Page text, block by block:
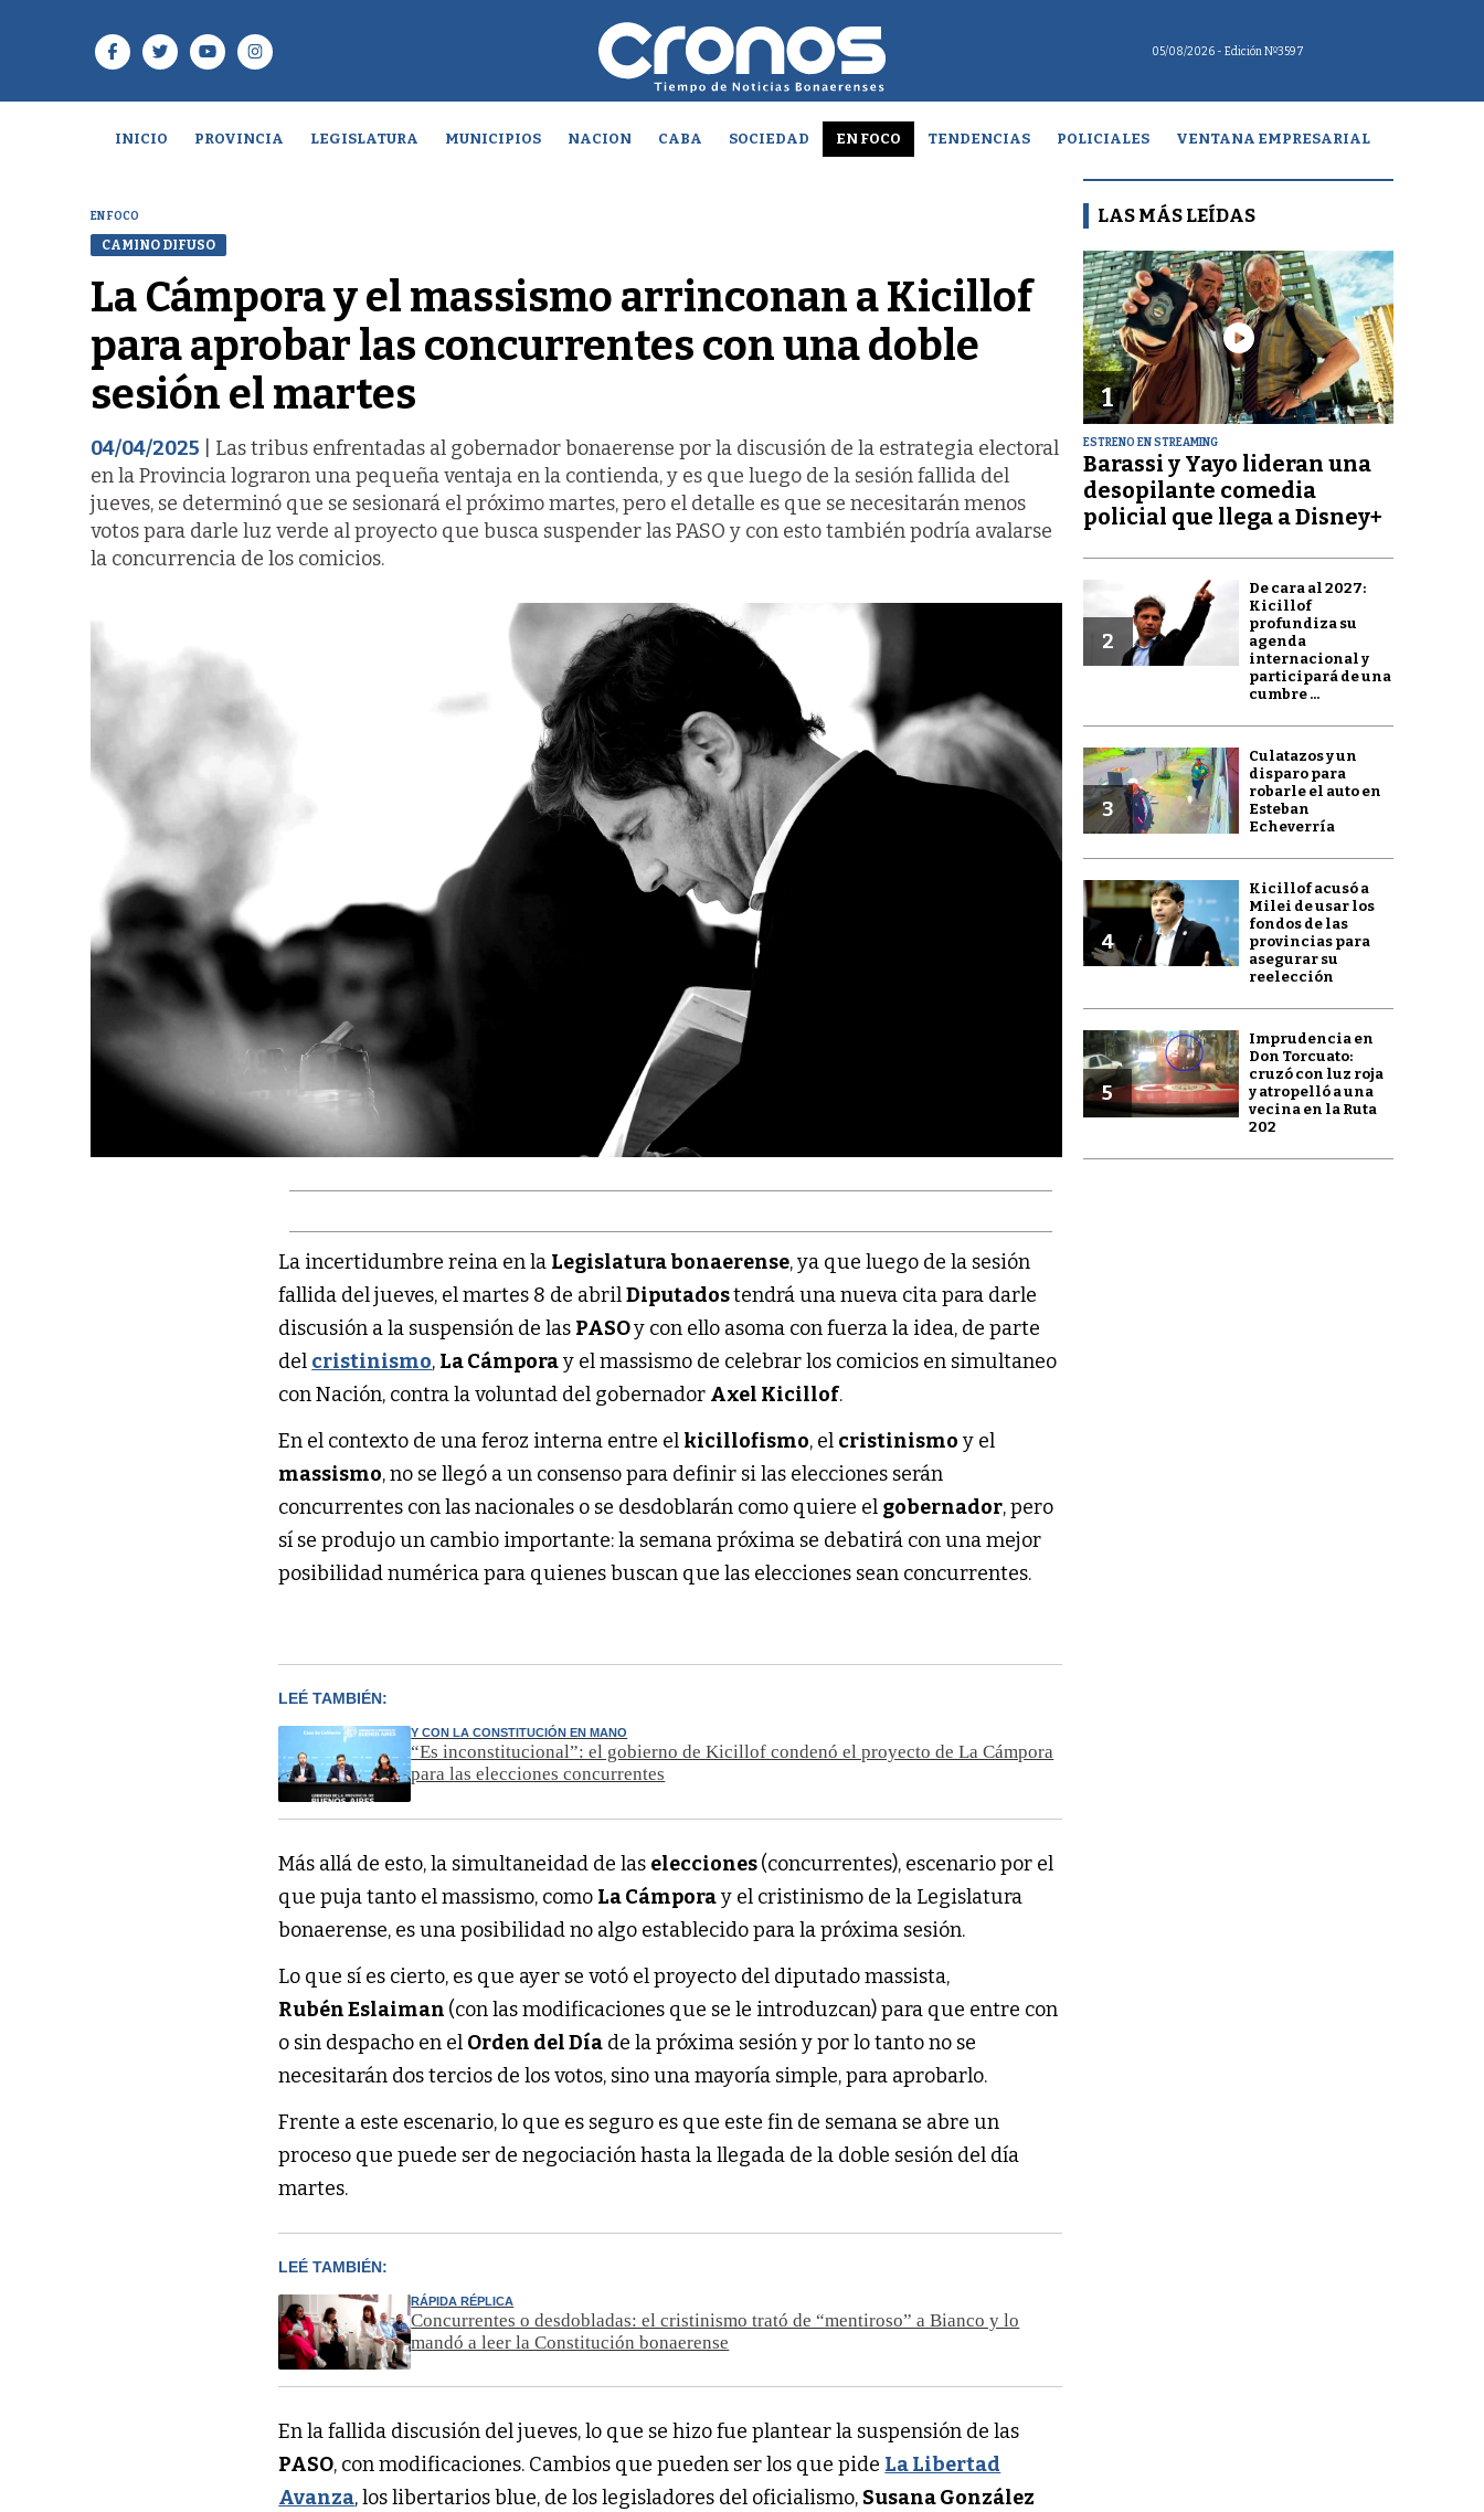
05/08/2026 - Edición Nº3597
INICIO PROVINCIA LEGISLATURA MUNICIPIOS NACION CABA SOCIEDAD EN FOCO TENDENCIAS POLICIALES VENTANA EMPRESARIAL
EN FOCO
CAMINO DIFUSO
La Cámpora y el massismo arrinconan a Kicillof
para aprobar las concurrentes con una doble
sesión el martes
04/04/2025 | Las tribus enfrentadas al gobernador bonaerense por la discusión de la estrategia electoral
en la Provincia lograron una pequeña ventaja en la contienda, y es que luego de la sesión fallida del
jueves, se determinó que se sesionará el próximo martes, pero el detalle es que se necesitarán menos
votos para darle luz verde al proyecto que busca suspender las PASO y con esto también podría avalarse
la concurrencia de los comicios.
La incertidumbre reina en la Legislatura bonaerense, ya que luego de la sesión
fallida del jueves, el martes 8 de abrilDiputadostendrá una nueva cita para darle
discusión a la suspensión de las PASOy con ello asoma con fuerza la idea, de parte
del cristinismo, La Cámporay el massismo de celebrar los comicios en simultaneo
con Nación, contra la voluntad del gobernador Axel Kicillof.
En el contexto de una feroz interna entre el kicillofismo, el cristinismo y el
massismo, no se llegó a un consenso para definir si las elecciones serán
concurrentes con las nacionales o se desdoblarán como quiere el gobernador, pero
sí se produjo un cambio importante: la semana próxima se debatirá con una mejor
posibilidad numérica para quienes buscan que las elecciones sean concurrentes.
LEÉ TAMBIÉN:
Y CON LA CONSTITUCIÓN EN MANO
“Es inconstitucional”: el gobierno de Kicillof condenó el proyecto de La Cámpora
para las elecciones concurrentes
Más allá de esto, la simultaneidad de las elecciones(concurrentes), escenario por el
que puja tanto el massismo, como La Cámporay el cristinismo de la Legislatura
bonaerense, es una posibilidad no algo establecido para la próxima sesión.
Lo que sí es cierto, es que ayer se votó el proyecto del diputado massista,
Rubén Eslaiman (con las modificaciones que se le introduzcan) para que entre con
o sin despacho en el Orden del Día de la próxima sesión y por lo tanto no se
necesitarán dos tercios de los votos, sino una mayoría simple, para aprobarlo.
Frente a este escenario, lo que es seguro es que este fin de semana se abre un
proceso que puede ser de negociación hasta la llegada de la doble sesión del día
martes.
LEÉ TAMBIÉN:
RÁPIDA RÉPLICA
Concurrentes o desdobladas: el cristinismo trató de “mentiroso” a Bianco y lo
mandó a leer la Constitución bonaerense
En la fallida discusión del jueves, lo que se hizo fue plantear la suspensión de las
PASO, con modificaciones. Cambios que pueden ser los que pide La Libertad
Avanza, los libertarios blue, de los legisladores del oficialismo, Susana González
LAS MÁS LEÍDAS
1
ESTRENO EN STREAMING
Barassi y Yayo lideran una
desopilante comedia
policial que llega a Disney+
2
De cara al 2027:
Kicillof
profundiza su
agenda
internacional y
participará de una
cumbre ...
3
Culatazos y un
disparo para
robarle el auto en
Esteban
Echeverría
4
Kicillof acusó a
Milei de usar los
fondos de las
provincias para
asegurar su
reelección
5
Imprudencia en
Don Torcuato:
cruzó con luz roja
y atropelló a una
vecina en la Ruta
202